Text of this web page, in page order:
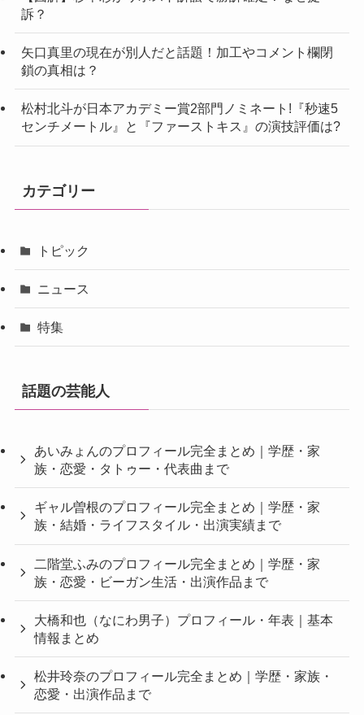
訴？
矢口真里の現在が別人だと話題！加工やコメント欄閉
鎖の真相は？
松村北斗が日本アカデミー賞2部門ノミネート!『秒速5
センチメートル』と『ファーストキス』の演技評価は?
カテゴリー
トピック
ニュース
特集
話題の芸能人
あいみょんのプロフィール完全まとめ｜学歴・家
族・恋愛・タトゥー・代表曲まで
ギャル曽根のプロフィール完全まとめ｜学歴・家
族・結婚・ライフスタイル・出演実績まで
二階堂ふみのプロフィール完全まとめ｜学歴・家
族・恋愛・ビーガン生活・出演作品まで
大橋和也（なにわ男子）プロフィール・年表｜基本
情報まとめ
松井玲奈のプロフィール完全まとめ｜学歴・家族・
恋愛・出演作品まで